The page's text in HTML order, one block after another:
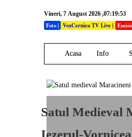
Vineri, 7 August 2026 ,07:19:53
Foto| VoxCernica TV Live|
Acasa Info
Satul Medieval